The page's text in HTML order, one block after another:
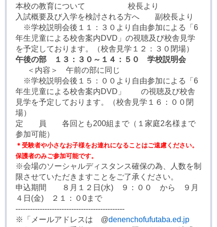
本校の教育について 校長より
入試概要及び入学を検討される方へ 副校長より
※学校説明会後１１：３０より自由参加による「6
年生児童による校舎案内DVD」の視聴及び校舎見学
を予定しております。（校舎見学１２：３０閉場）
午後の部 １３：３０～１４：５０ 学校説明会
＜内容＞ 午前の部に同じ
※学校説明会後１５：００より自由参加による「6
年生児童による校舎案内DVD」 の視聴及び校舎
見学を予定しております。（校舎見学１６：００閉
場）
定 員 各回とも200組まで（１家庭2名様まで
参加可能）
＊受験者や小さなお子様をお連れになることはご遠慮ください。
保護者のみご参加可能です。
※会場のソーシャルディスタンス確保の為、人数を制
限させていただきますことをご了承ください。
申込期間 ８月１２日(水) ９：００ から ９月
４日(金) ２１：０0まで
---------------------------------------------
※「メールアドレスは @denenchofufutaba.ed.jp